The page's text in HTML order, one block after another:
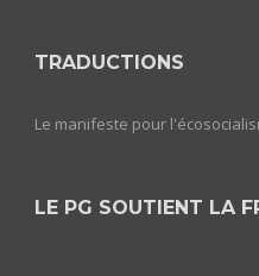
TRADUCTIONS
Le manifeste pour
LE PG SOUTIENT LA